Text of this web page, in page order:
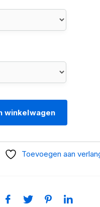
winkelwagen
Toevoegen aan